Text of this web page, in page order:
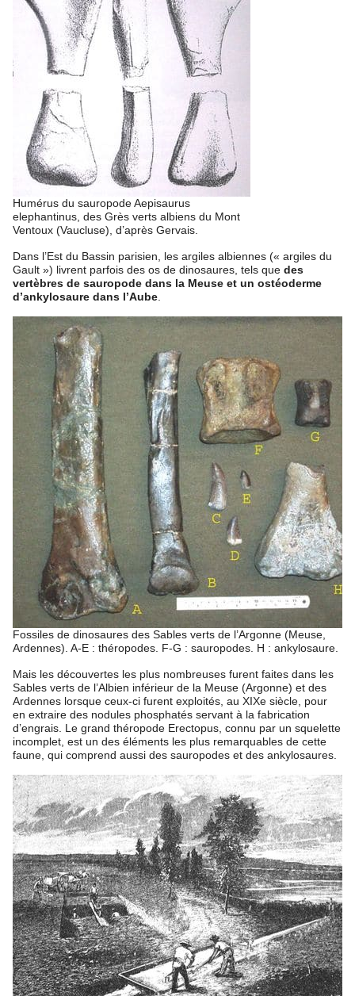
Humérus du sauropode Aepisaurus
elephantinus, des Grès verts albiens du Mont
Ventoux (Vaucluse), d’après Gervais.
Dans l’Est du Bassin parisien, les argiles albiennes (« argiles du
Gault ») livrent parfois des os de dinosaures, tels que des
vertèbres de sauropode dans la Meuse et un ostéoderme
d’ankylosaure dans l’Aube
Fossiles de dinosaures des Sables verts de l’Argonne (Meuse,
Ardennes). A-E : théropodes. F-G : sauropodes. H : ankylosaure.
Mais les découvertes les plus nombreuses furent faites dans les
Sables verts de l’Albien inférieur de la Meuse (Argonne) et des
Ardennes lorsque ceux-ci furent exploités, au XIXe siècle, pour
en extraire des nodules phosphatés servant à la fabrication
d’engrais. Le grand théropode Erectopus, connu par un squelette
incomplet, est un des éléments les plus remarquables de cette
faune, qui comprend aussi des sauropodes et des ankylosaures.